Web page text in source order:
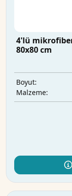
4'lü
80x80 cm
Boyut:
Malzeme: